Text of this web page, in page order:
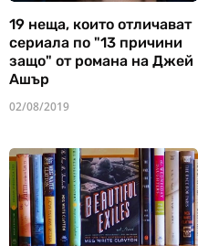
19 неща, които отличават
сериала по "13 причини
защо" от романа на Джей
Ашър
02/08/2019